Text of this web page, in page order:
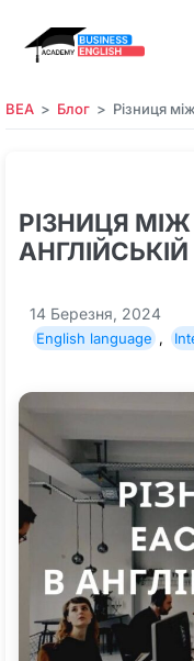
BEA Блог Різниця
РІЗНИЦЯ МІЖ
14 Березня, 2024
English language ,